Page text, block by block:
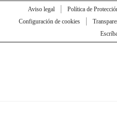
Aviso legal Política de
Configuración de cookies